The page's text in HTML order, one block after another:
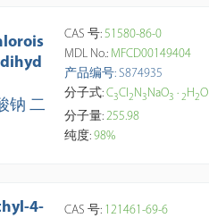
钠 二
CAS 号: 51580-86-0
MDL No.: MFCD00149404
产品编号: S874935
分子式: C3Cl2N3NaO3 · 2H2O
分子量: 255.98
纯度: 98%
4-
CAS 号: 121461-69-6